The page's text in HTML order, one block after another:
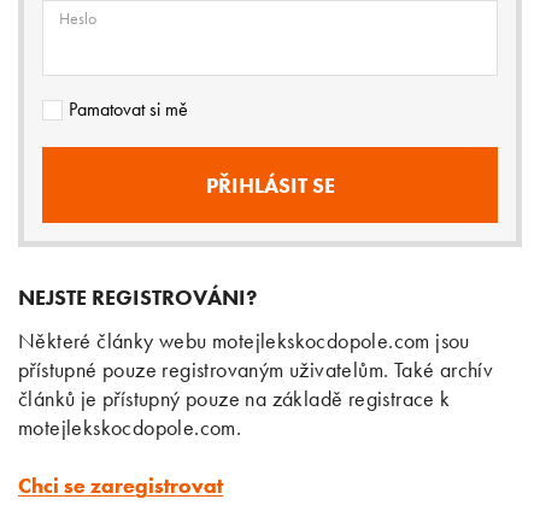
Heslo
Pamatovat si mě
NEJSTE REGISTROVÁNI?
Některé články webu motejlekskocdopole.com jsou
přístupné pouze registrovaným uživatelům. Také archív
článků je přístupný pouze na základě registrace k
motejlekskocdopole.com.
Chci se zaregistrovat